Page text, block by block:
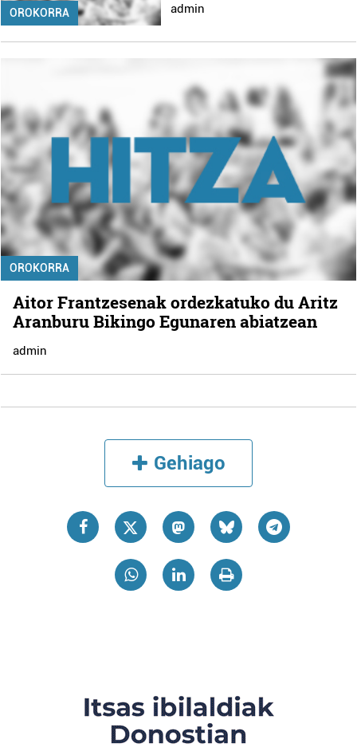
OROKORRA admin
OROKORRA
Aitor Frantzesenak ordezkatuko du Aritz
Aranburu Bikingo Egunaren abiatzean
admin
Gehiago